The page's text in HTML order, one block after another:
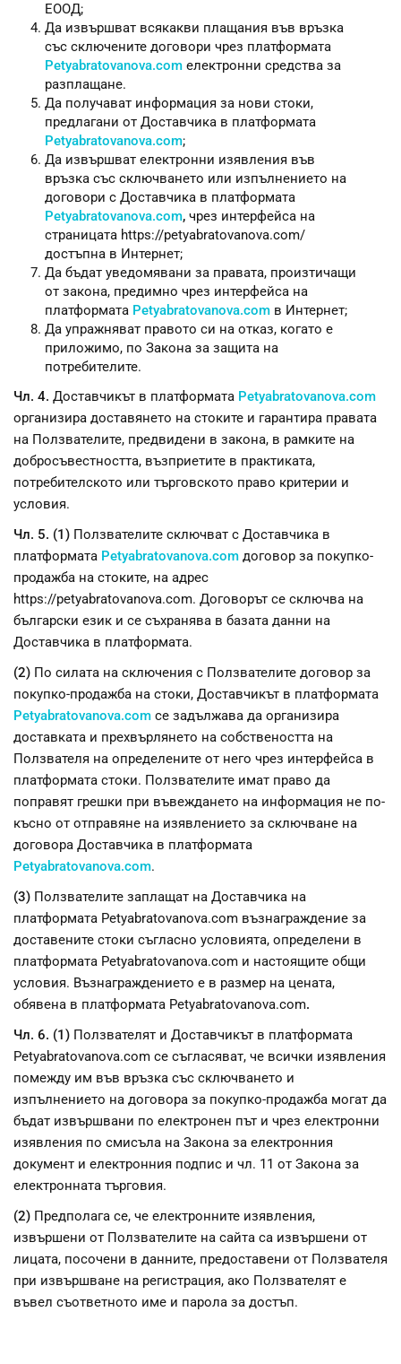
ЕООД;
Да извършват всякакви плащания във връзка
със сключените договори чрез платформата
Petyabratovanova.com електронни средства за
разплащане.
Да получават информация за нови стоки,
предлагани от Доставчика в платформата
Petyabratovanova.com;
Да извършват електронни изявления във
връзка със сключването или изпълнението на
договори с Доставчика в платформата
Petyabratovanova.com, чрез интерфейса на
страницата https://petyabratovanova.com/
достъпна в Интернет;
Да бъдат уведомявани за правата, произтичащи
от закона, предимно чрез интерфейса на
платформата Petyabratovanova.com в Интернет;
Да упражняват правото си на отказ, когато е
приложимо, по Закона за защита на
потребителите.
Чл. 4. Доставчикът в платформата Petyabratovanova.com
организира доставянето на стоките и гарантира правата
на Ползвателите, предвидени в закона, в рамките на
добросъвестността, възприетите в практиката,
потребителското или търговското право критерии и
условия.
Чл. 5. (1) Ползвателите сключват с Доставчика в
платформата Petyabratovanova.com договор за покупко-
продажба на стоките, на адрес
https://petyabratovanova.com. Договорът се сключва на
български език и се съхранява в базата данни на
Доставчика в платформата.
(2) По силата на сключения с Ползвателите договор за
покупко-продажба на стоки, Доставчикът в платформата
Petyabratovanova.com се задължава да организира
доставката и прехвърлянето на собствеността на
Ползвателя на определените от него чрез интерфейса в
платформата стоки. Ползвателите имат право да
поправят грешки при въвеждането на информация не по-
късно от отправяне на изявлението за сключване на
договора Доставчика в платформата
Petyabratovanova.com.
(3) Ползвателите заплащат на Доставчика на
платформата Petyabratovanova.com възнаграждение за
доставените стоки съгласно условията, определени в
платформата Petyabratovanova.com и настоящите общи
условия. Възнаграждението е в размер на цената,
обявена в платформата Petyabratovanova.com.
Чл. 6. (1) Ползвателят и Доставчикът в платформата
Petyabratovanova.com се съгласяват, че всички изявления
помежду им във връзка със сключването и
изпълнението на договора за покупко-продажба могат да
бъдат извършвани по електронен път и чрез електронни
изявления по смисъла на Закона за електронния
документ и електронния подпис и чл. 11 от Закона за
електронната търговия.
(2) Предполага се, че електронните изявления,
извършени от Ползвателите на сайта са извършени от
лицата, посочени в данните, предоставени от Ползвателя
при извършване на регистрация, ако Ползвателят е
въвел съответното име и парола за достъп.